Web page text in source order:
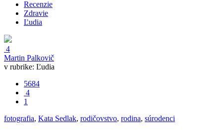
Recenzie
Zdravie
Ľudia
4
Martin Palkovič
v rubrike: Ľudia
5684
4
1
fotografia, Kata Sedlak, rodičovstvo, rodina, súrodenci